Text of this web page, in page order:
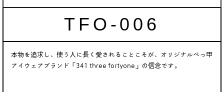
TFO-006
本物を追求し、使う人に長く愛されることこそが、オリジナルべっ甲
アイウェアブランド「341 three fortyone」の信念です。